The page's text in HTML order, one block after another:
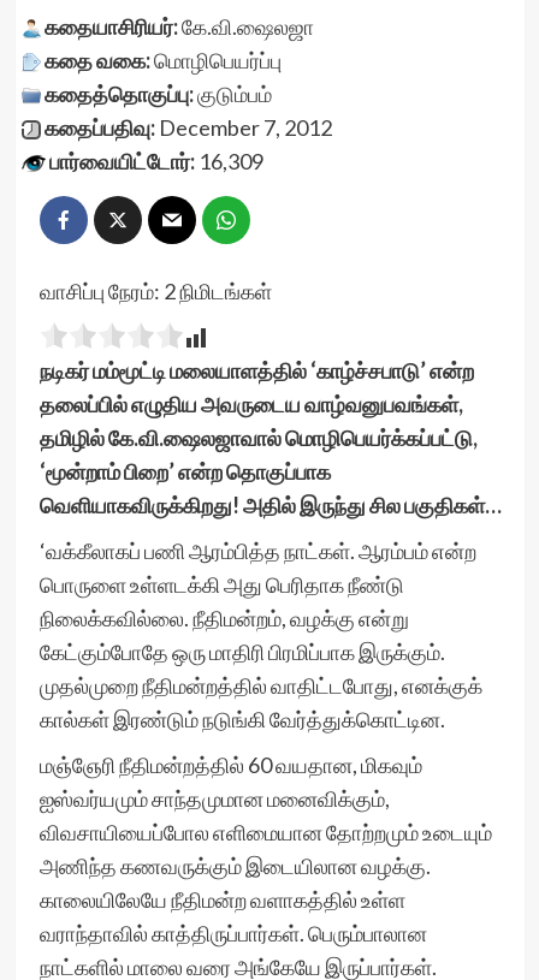
கதையாசிரியர்:கே.வி.ஷைலஜா
கதை வகை:மொழிபெயர்ப்பு
கதைத்தொகுப்பு:குடும்பம்
கதைப்பதிவு:December 7, 2012
பார்வையிட்டோர்:16,309
வாசிப்பு நேரம்: 2நிமிடங்கள்
நடிகர் மம்மூட்டி மலையாளத்தில் ‘காழ்ச்சபாடு’ என்ற
தலைப்பில் எழுதிய அவருடைய வாழ்வனுபவங்கள்,
தமிழில் கே.வி.ஷைலஜாவால் மொழிபெயர்க்கப்பட்டு,
‘மூன்றாம் பிறை’ என்ற தொகுப்பாக
வெளியாகவிருக்கிறது! அதில் இருந்து சில பகுதிகள்…
‘வக்கீலாகப் பணி ஆரம்பித்த நாட்கள். ஆரம்பம் என்ற
பொருளை உள்ளடக்கி அது பெரிதாக நீண்டு
நிலைக்கவில்லை. நீதிமன்றம், வழக்கு என்று
கேட்கும்போதே ஒரு மாதிரி பிரமிப்பாக இருக்கும்.
முதல்முறை நீதிமன்றத்தில் வாதிட்டபோது, எனக்குக்
கால்கள் இரண்டும் நடுங்கி வேர்த்துக்கொட்டின.
மஞ்ஞேரி நீதிமன்றத்தில் 60 வயதான, மிகவும்
ஐஸ்வர்யமும் சாந்தமுமான மனைவிக்கும்,
விவசாயியைப்போல எளிமையான தோற்றமும் உடையும்
அணிந்த கணவருக்கும் இடையிலான வழக்கு.
காலையிலேயே நீதிமன்ற வளாகத்தில் உள்ள
வராந்தாவில் காத்திருப்பார்கள். பெரும்பாலான
நாட்களில் மாலை வரை அங்கேயே இருப்பார்கள்.